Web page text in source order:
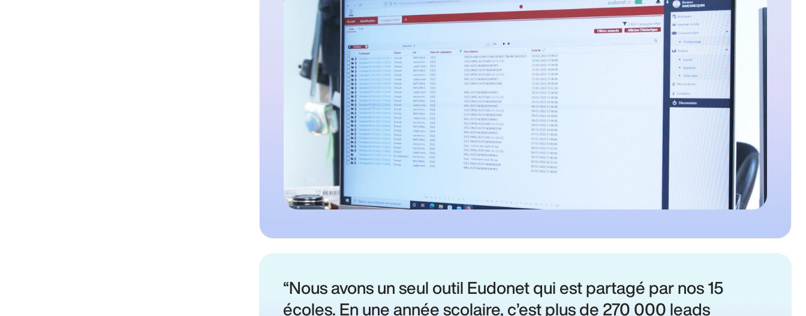
Nous avons un seul outil Eudonet qui est partagé par nos 15
écoles. En une année scolaire, c’est plus de 270 000 leads